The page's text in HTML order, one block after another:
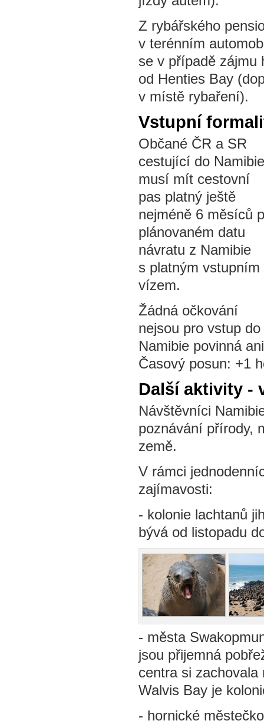
Z rybářského
v terénním
se v případě zájmu
od Henties Bay
v místě rybaření).
Vstupní
Občané ČR a SR
cestující do Namibie
musí mít cestovní
pas platný ještě
nejméně 6 měsíců
plánovaném datu
návratu z Namibie
s platným vstupním
vízem.
Žádná očkování
nejsou pro vstup do
Namibie povinná
Časový posun: +1
Další aktivity -
Návštěvníci
poznávání přírody,
země.
V rámci
zajímavosti:
- kolonie lachtanů
bývá od listopadu
- města
jsou přijemná
centra si zachovala
Walvis Bay je
- hornické